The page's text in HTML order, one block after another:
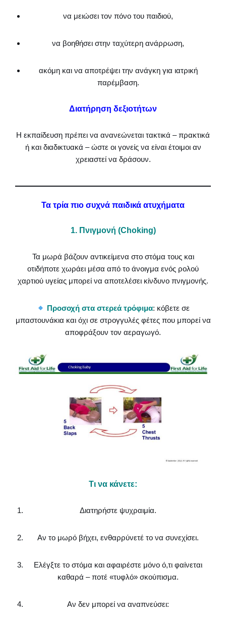
να μειώσει τον πόνο του παιδιού,
να βοηθήσει στην ταχύτερη ανάρρωση,
ακόμη και να αποτρέψει την ανάγκη για ιατρική
παρέμβαση.
Διατήρηση δεξιοτήτων
Η εκπαίδευση πρέπει να ανανεώνεται τακτικά – πρακτικά
ή και διαδικτυακά – ώστε οι γονείς να είναι έτοιμοι αν
χρειαστεί να δράσουν.
Τα τρία πιο συχνά παιδικά ατυχήματα
1. Πνιγμονή (Choking)
Τα μωρά βάζουν αντικείμενα στο στόμα τους και
οτιδήποτε χωράει μέσα από το άνοιγμα ενός ρολού
χαρτιού υγείας μπορεί να αποτελέσει κίνδυνο πνιγμονής.
Προσοχή στα στερεά τρόφιμα: κόβετε σε
μπαστουνάκια και όχι σε στρογγυλές φέτες που μπορεί να
αποφράξουν τον αεραγωγό.
Τι να κάνετε:
Διατηρήστε ψυχραιμία.
Αν το μωρό βήχει, ενθαρρύνετέ το να συνεχίσει.
Ελέγξτε το στόμα και αφαιρέστε μόνο ό,τι φαίνεται
καθαρά – ποτέ «τυφλό» σκούπισμα.
Αν δεν μπορεί να αναπνεύσει: